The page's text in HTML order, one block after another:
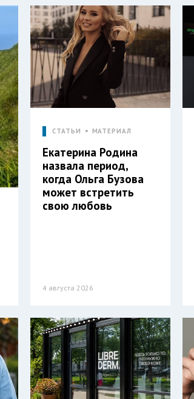
СТАТЬИ МАТЕРИАЛ
Екатерина Родина
назвала период,
когда Ольга Бузова
может встретить
свою любовь
4 августа 2026